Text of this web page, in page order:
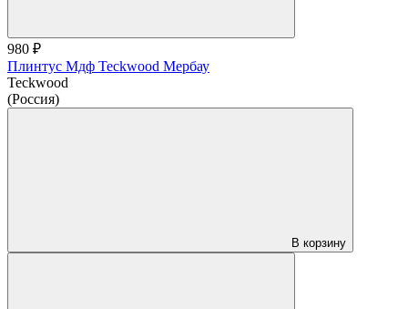
980 ₽
Плинтус Мдф Teckwood Мербау
Teckwood
(Россия)
В корзину